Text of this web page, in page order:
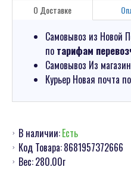
О Доставке
Самовывоз из Новой
по тарифам
Самовывоз Из
Курьер Новая почта по
В наличии:Есть
Код Товара:8681957372666
Вес:280.00г